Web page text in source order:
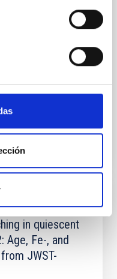
of cores and
in quiescent
Fe-, and
JWST-